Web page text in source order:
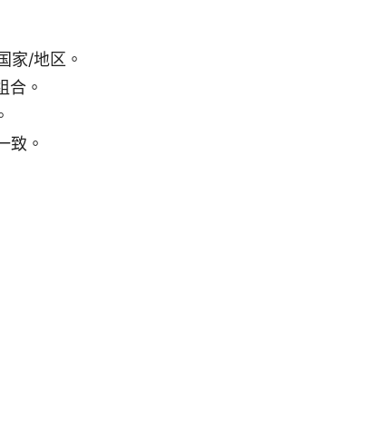
家/地区。
合。
致。